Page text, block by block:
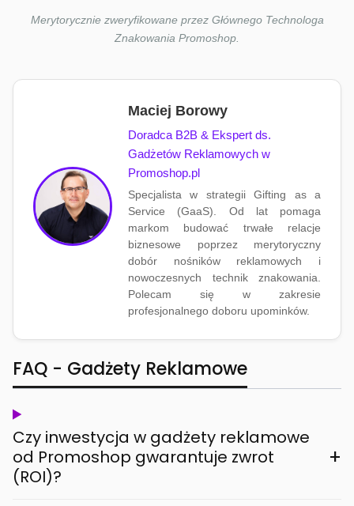
Merytorycznie zweryfikowane przez Głównego Technologa
Znakowania Promoshop.
Maciej Borowy
Doradca B2B & Ekspert ds.
Gadżetów Reklamowych w
Promoshop.pl
Specjalista w strategii Gifting as a
Service (GaaS). Od lat pomaga
markom budować trwałe relacje
biznesowe poprzez merytoryczny
dobór nośników reklamowych i
nowoczesnych technik znakowania.
Polecam się w zakresie
profesjonalnego doboru upominków.
FAQ - Gadżety Reklamowe
Czy inwestycja w gadżety reklamowe
od Promoshop gwarantuje zwrot
(ROI)?
+